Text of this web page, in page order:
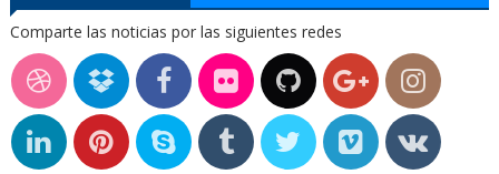
Comparte las noticias por las siguientes redes